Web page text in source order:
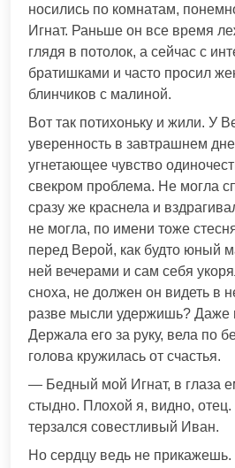
носились по комнатам,
Игнат. Раньше он все время
глядя в потолок, а сейчас с
братишками и часто просил
блинчиков с малиной.
Вот так потихоньку и жили. У
уверенность в завтрашнем
угнетающее чувство
свекром проблема. Не могла
сразу же краснела и
не могла, по имени тоже
перед Верой, как будто юный
ней вечерами и сам себя
сноха, не должен он видеть в
разве мысли удержишь? Даже
Держала его за руку, вела по
голова кружилась от счастья.
— Бедный мой Игнат, в глаза
стыдно. Плохой я, видно,
терзался совестливый Иван.
Но сердцу ведь не прикажешь.